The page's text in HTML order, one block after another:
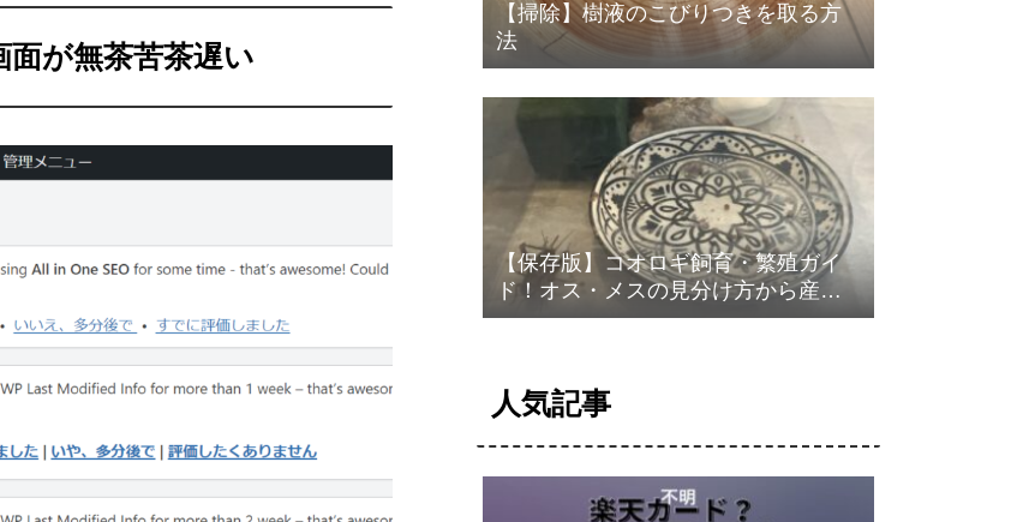
面が無茶苦茶遅い
【掃除】樹液のこびりつきを取る方
法
【保存版】コオロギ飼育・繁殖ガイ
ド！オス・メスの見分け方から産卵
まで徹底解説！
人気記事